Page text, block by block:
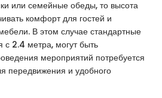
или семейные обеды, то высота
комфорт для гостей и
В этом случае стандартные
2.4 метра, могут быть
мероприятий потребуется
передвижения и удобного